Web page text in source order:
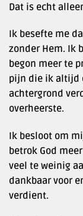
Dat is echt
Ik besefte me
zonder Hem. Ik
begon meer te
pijn die ik altijd
achtergrond
overheerste.
Ik besloot om
betrok God
veel te weinig
dankbaar voor
verdient.